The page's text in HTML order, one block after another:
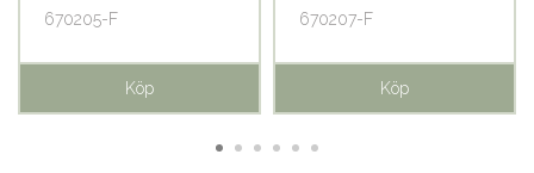
flowers
670205-F
Köp
flowers
670207-F
Köp